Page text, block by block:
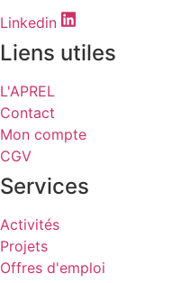
Linkedin
Liens utiles
L'APREL
Contact
Mon compte
CGV
Services
Activités
Projets
Offres d'emploi